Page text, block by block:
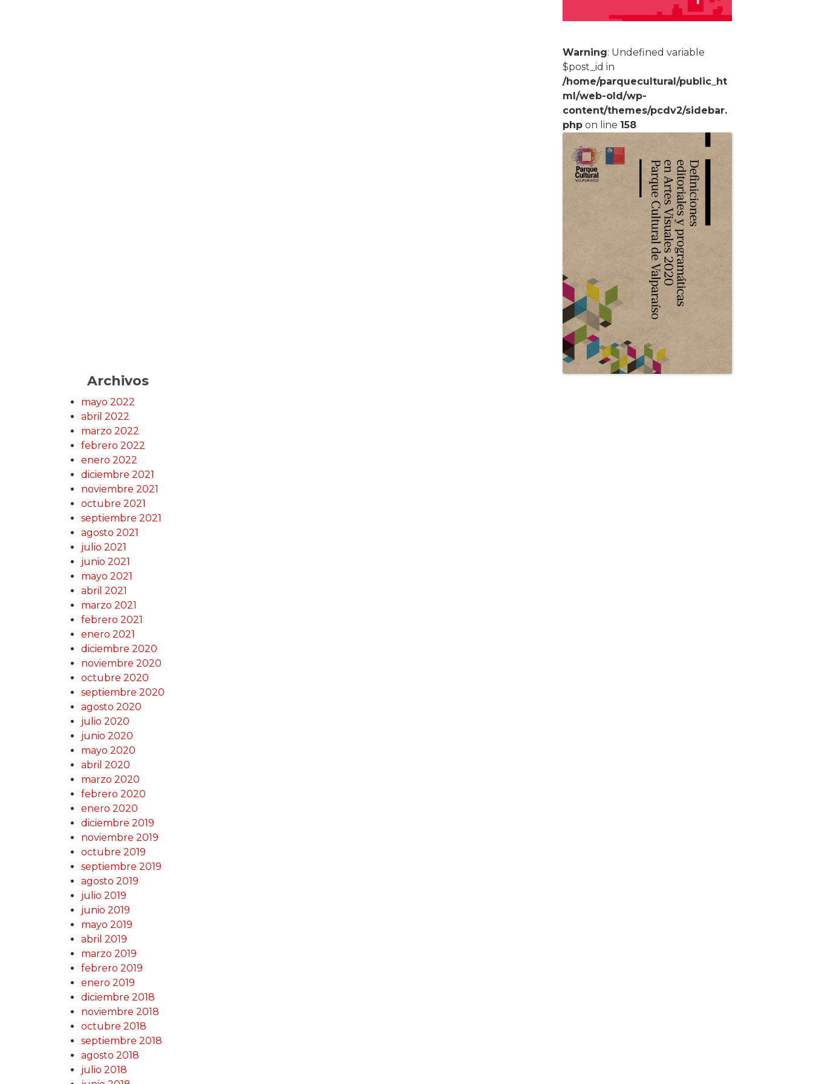
Warning: Undefined variable
$post_id in
/home/parquecultural/public_ht
ml/web-old/wp-
content/themes/pcdv2/sidebar.
php on line 158
Archivos
mayo 2022
abril 2022
marzo 2022
febrero 2022
enero 2022
diciembre 2021
noviembre 2021
octubre 2021
septiembre 2021
agosto 2021
julio 2021
junio 2021
mayo 2021
abril 2021
marzo 2021
febrero 2021
enero 2021
diciembre 2020
noviembre 2020
octubre 2020
septiembre 2020
agosto 2020
julio 2020
junio 2020
mayo 2020
abril 2020
marzo 2020
febrero 2020
enero 2020
diciembre 2019
noviembre 2019
octubre 2019
septiembre 2019
agosto 2019
julio 2019
junio 2019
mayo 2019
abril 2019
marzo 2019
febrero 2019
enero 2019
diciembre 2018
noviembre 2018
octubre 2018
septiembre 2018
agosto 2018
julio 2018